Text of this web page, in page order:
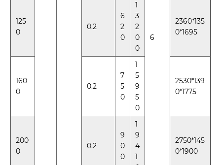
6
125
0
0.2
6
2
0
1
3
2
0
0
2360*135
0*1695
160
0
0.2
7
5
0
1
5
9
5
0
2530*139
0*1775
200
0
0.2
9
0
0
1
9
4
1
2750*145
0*1900